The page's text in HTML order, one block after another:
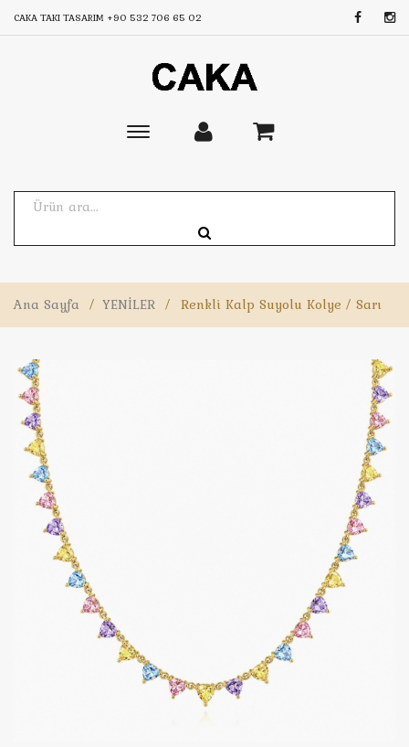
CAKA TAKI TASARIM +90 532 706 65 02
Toggle
Ana Sayfa / YENİLER / Renkli Kalp Suyolu Kolye / Sarı